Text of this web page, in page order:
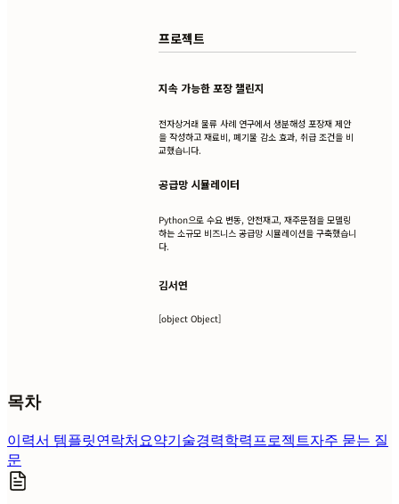
프로젝트
지속 가능한 포장 챌린지
전자상거래 물류 사례 연구에서 생분해성 포장재 제안
을 작성하고 재료비, 폐기물 감소 효과, 취급 조건을 비
교했습니다.
공급망 시뮬레이터
Python으로 수요 변동, 안전재고, 재주문점을 모델링
하는 소규모 비즈니스 공급망 시뮬레이션을 구축했습니
다.
김서연
[object Object]
목차
이력서 템플릿연락처요약기술경력학력프로젝트자주 묻는 질
문